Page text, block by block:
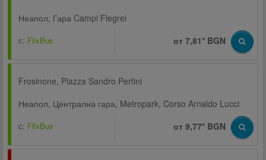
Неапол, Гара Campi Flegrei
с: FlixBus от 7,81* BGN
Frosinone, Piazza Sandro Pertini
Неапол, Централна гара, Metropark, Corso Arnaldo Lucci
с: FlixBus от 9,77* BGN